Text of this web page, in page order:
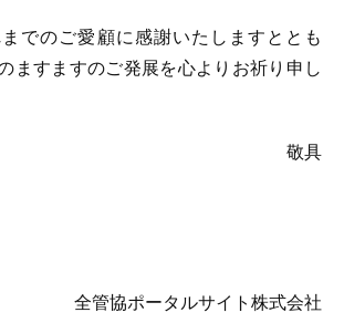
でのご愛顧に感謝いたしますととも
ますますのご発展を心よりお祈り申し
敬具
全管協ポータルサイト株式会社